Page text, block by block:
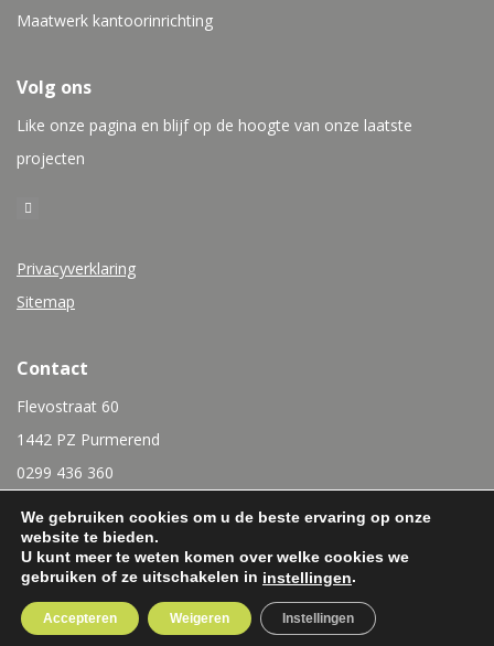
Maatwerk kantoorinrichting
Volg ons
Like onze pagina en blijf op de hoogte van onze laatste
projecten
Privacyverklaring
Sitemap
Contact
Flevostraat 60
1442 PZ Purmerend
0299 436 360
We gebruiken cookies om u de beste ervaring op onze
website te bieden.
U kunt meer te weten komen over welke cookies we
gebruiken of ze uitschakelen in instellingen.
Accepteren Weigeren Instellingen